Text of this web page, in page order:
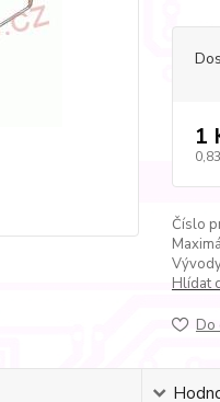
1
Číslo
Hlídat
Do